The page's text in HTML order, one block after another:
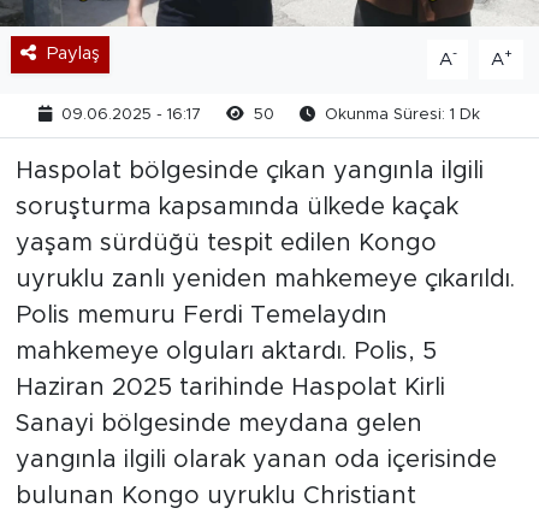
Paylaş A- A+
09.06.2025 - 16:17 50 Okunma Süresi: 1 Dk
Haspolat bölgesinde çıkan yangınla ilgili
soruşturma kapsamında ülkede kaçak
yaşam sürdüğü tespit edilen Kongo
uyruklu zanlı yeniden mahkemeye çıkarıldı.
Polis memuru Ferdi Temelaydın
mahkemeye olguları aktardı. Polis, 5
Haziran 2025 tarihinde Haspolat Kirli
Sanayi bölgesinde meydana gelen
yangınla ilgili olarak yanan oda içerisinde
bulunan Kongo uyruklu Christiant